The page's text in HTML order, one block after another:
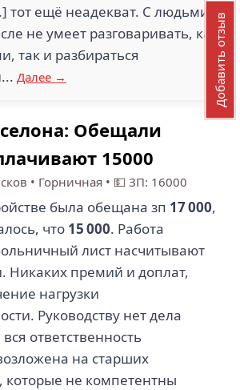
тот ещё неадекват. С людьми
не умеет разговаривать, как
так и разбираться
Далее →
Обещали
15000
• Горничная • 💵 ЗП: 16000
была обещана зп 17 000,
что 15 000. Работа
лист насчитывают
Никаких премий и доплат,
нагрузки
Руководству нет дела
ответственность
на старших
не компетентны
Добавить отзыв